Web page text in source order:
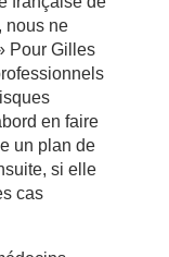
nous ne
Pour Gilles
en faire
un plan de
si elle
cas